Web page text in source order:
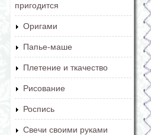
пригодится
Оригами
Папье-маше
Плетение и ткачество
Рисование
Роспись
Свечи своими руками